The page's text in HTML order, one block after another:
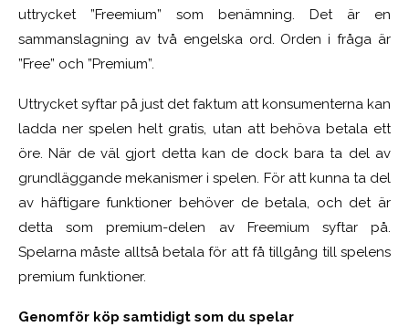
uttrycket ”Freemium” som benämning. Det är en
sammanslagning av två engelska ord. Orden i fråga är
”Free” och ”Premium”.
Uttrycket syftar på just det faktum att konsumenterna kan
ladda ner spelen helt gratis, utan att behöva betala ett
öre. När de väl gjort detta kan de dock bara ta del av
grundläggande mekanismer i spelen. För att kunna ta del
av häftigare funktioner behöver de betala, och det är
detta som premium-delen av Freemium syftar på.
Spelarna måste alltså betala för att få tillgång till spelens
premium funktioner.
Genomför köp samtidigt som du spelar